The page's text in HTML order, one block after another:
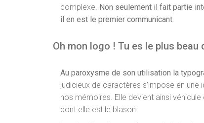
complexe. Non seulement il fait partie
il en est le premier communicant.
Oh mon logo ! Tu es le plus beau
Au paroxysme de son utilisation la
judicieux de caractères s’impose en une
nos mémoires. Elle devient ainsi
dont elle est le blason.